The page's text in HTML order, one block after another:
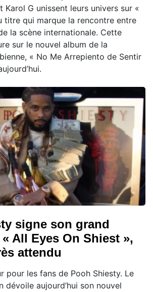
Karol G unissent leurs univers sur «
titre qui marque la rencontre entre
la scène internationale. Cette
sur le nouvel album de la
« No Me Arrepiento de Sentir
signe son grand
All Eyes On Shiest »,
attendu
pour les fans de Pooh Shiesty. Le
dévoile aujourd’hui son nouvel